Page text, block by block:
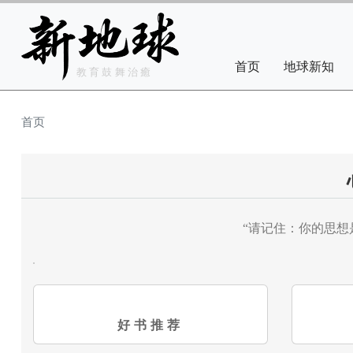
Skip to main content
教育鼓舞治癒
Main navigation
首页 地球新知
首页
“请记住：你的思
好书推荐